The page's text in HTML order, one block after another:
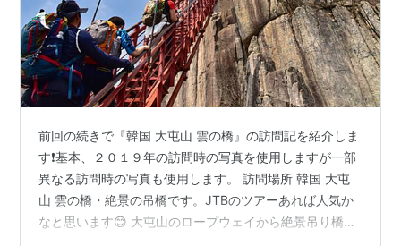
前回の続きで『韓国 大屯山 雲の橋』の訪問記を紹介しま
す❗基本、２０１９年の訪問時の写真を使用しますが一部
異なる訪問時の写真も使用します。 訪問場所 韓国 大屯
山 雲の橋・絶景の吊橋です。JTBのツアーあれば人気か
なと思います😊 大屯山のロープウェイから絶景吊り橋ま